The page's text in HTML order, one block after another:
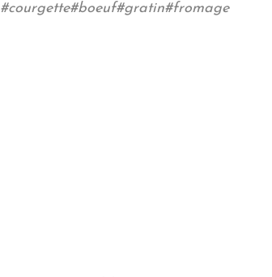
#courgette#boeuf#gratin#fromage